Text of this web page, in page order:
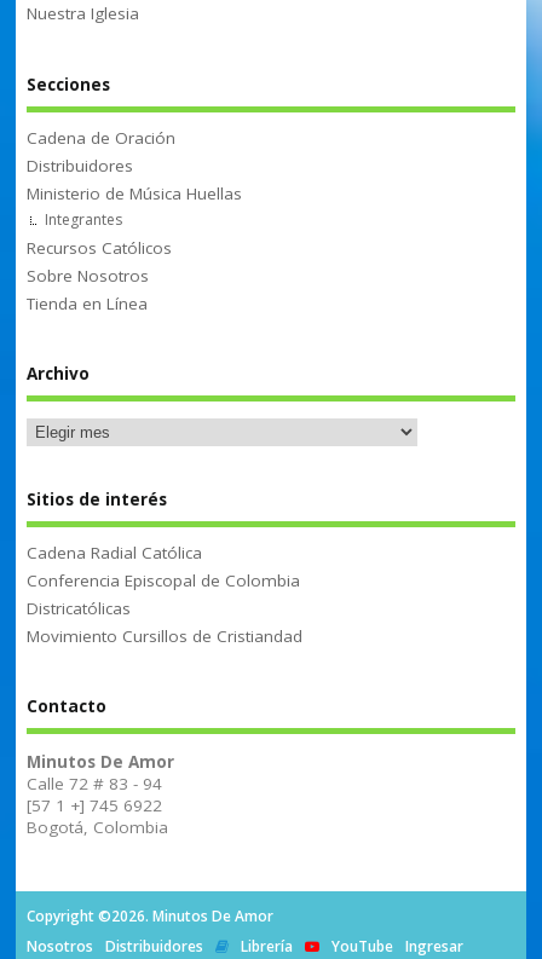
Nuestra Iglesia
Secciones
Cadena de Oración
Distribuidores
Ministerio de Música Huellas
Integrantes
Recursos Católicos
Sobre Nosotros
Tienda en Línea
Archivo
Sitios de interés
Cadena Radial Católica
Conferencia Episcopal de Colombia
Districatólicas
Movimiento Cursillos de Cristiandad
Contacto
Minutos De Amor
Calle 72 # 83 - 94
[57 1 +] 745 6922
Bogotá, Colombia
Copyright ©2026. Minutos De Amor
Nosotros
Distribuidores Librería YouTube Ingresar